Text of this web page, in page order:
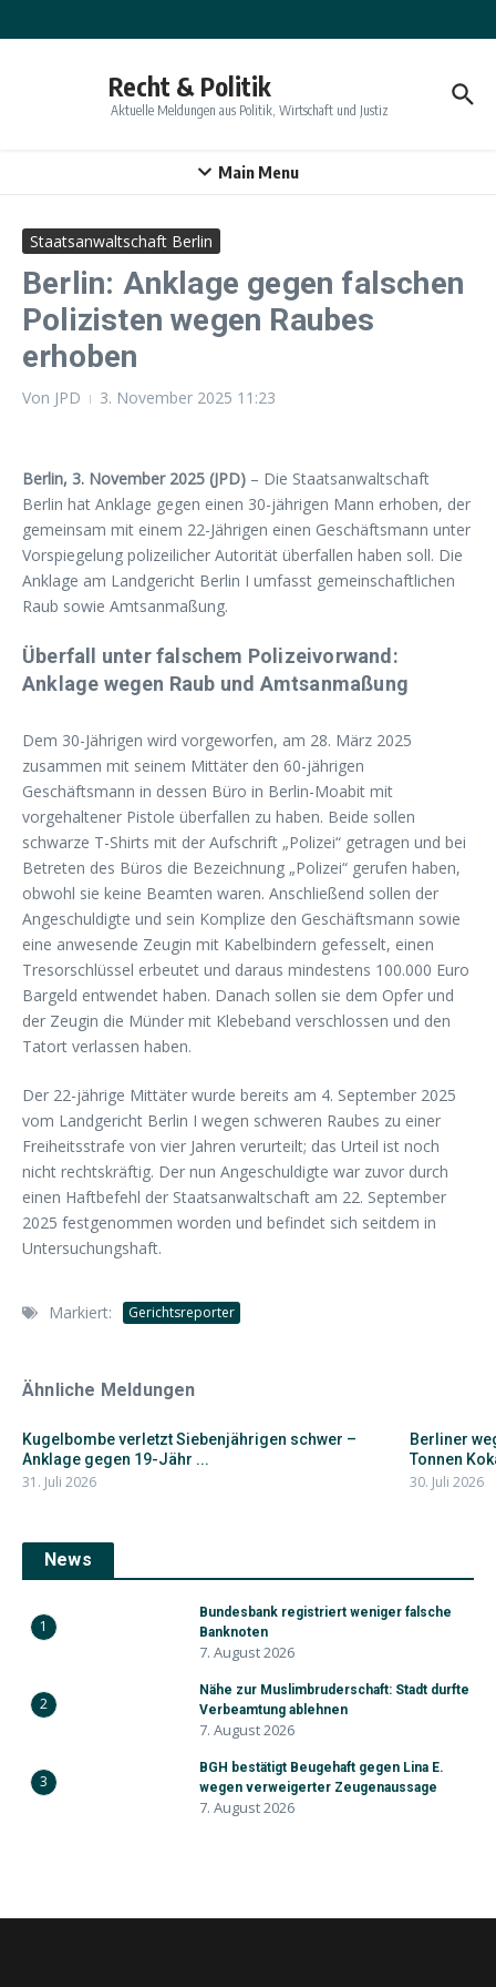
Recht & Politik
Aktuelle Meldungen aus Politik, Wirtschaft und Justiz
Main Menu
Staatsanwaltschaft Berlin
Berlin: Anklage gegen falschen
Polizisten wegen Raubes
erhoben
Von JPD 3. November 2025 11:23
Berlin, 3. November 2025 (JPD) – Die Staatsanwaltschaft
Berlin hat Anklage gegen einen 30-jährigen Mann erhoben, der
gemeinsam mit einem 22-Jährigen einen Geschäftsmann unter
Vorspiegelung polizeilicher Autorität überfallen haben soll. Die
Anklage am Landgericht Berlin I umfasst gemeinschaftlichen
Raub sowie Amtsanmaßung.
Überfall unter falschem Polizeivorwand:
Anklage wegen Raub und Amtsanmaßung
Dem 30-Jährigen wird vorgeworfen, am 28. März 2025
zusammen mit seinem Mittäter den 60-jährigen
Geschäftsmann in dessen Büro in Berlin-Moabit mit
vorgehaltener Pistole überfallen zu haben. Beide sollen
schwarze T-Shirts mit der Aufschrift „Polizei“ getragen und bei
Betreten des Büros die Bezeichnung „Polizei“ gerufen haben,
obwohl sie keine Beamten waren. Anschließend sollen der
Angeschuldigte und sein Komplize den Geschäftsmann sowie
eine anwesende Zeugin mit Kabelbindern gefesselt, einen
Tresorschlüssel erbeutet und daraus mindestens 100.000 Euro
Bargeld entwendet haben. Danach sollen sie dem Opfer und
der Zeugin die Münder mit Klebeband verschlossen und den
Tatort verlassen haben.
Der 22-jährige Mittäter wurde bereits am 4. September 2025
vom Landgericht Berlin I wegen schweren Raubes zu einer
Freiheitsstrafe von vier Jahren verurteilt; das Urteil ist noch
nicht rechtskräftig. Der nun Angeschuldigte war zuvor durch
einen Haftbefehl der Staatsanwaltschaft am 22. September
2025 festgenommen worden und befindet sich seitdem in
Untersuchungshaft.
Markiert: Gerichtsreporter
Ähnliche Meldungen
Kugelbombe verletzt Siebenjährigen schwer –
Anklage gegen 19-Jähr ...
31. Juli 2026
Berliner
Tonnen
30. Juli 2026
News
1
Bundesbank registriert weniger falsche
Banknoten
7. August 2026
2
Nähe zur Muslimbruderschaft: Stadt durfte
Verbeamtung ablehnen
7. August 2026
3
BGH bestätigt Beugehaft gegen Lina E.
wegen verweigerter Zeugenaussage
7. August 2026